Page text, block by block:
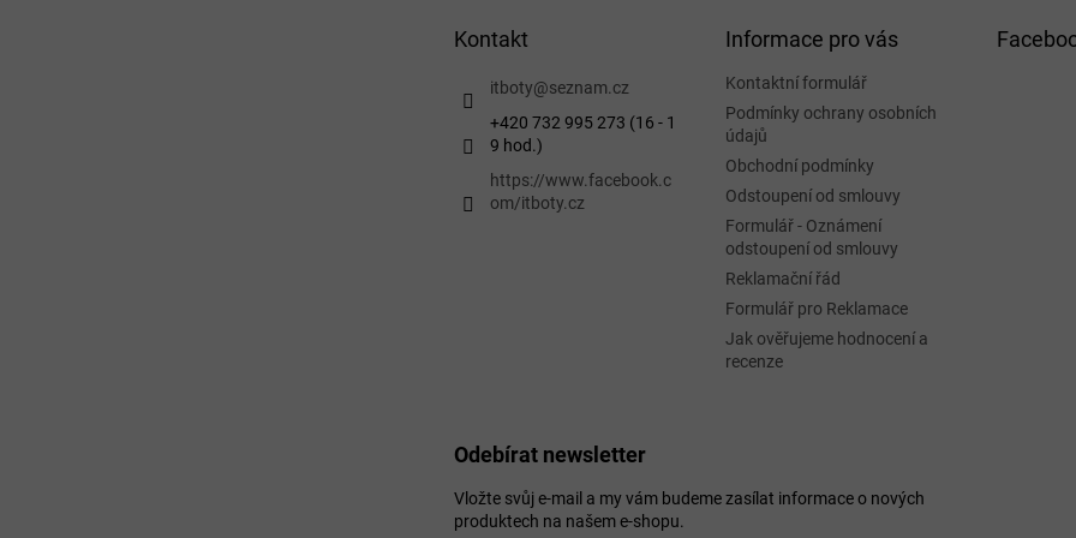
Kontakt
itboty@seznam.cz
+420 732 995 273 (16 - 1
9 hod.)
https://www.facebook.c
om/itboty.cz
Informace pro vás
Kontaktní formulář
Podmínky ochrany osobních
údajů
Obchodní podmínky
Odstoupení od smlouvy
Formulář - Oznámení
odstoupení od smlouvy
Reklamační řád
Formulář pro Reklamace
Jak ověřujeme hodnocení a
recenze
Odebírat newsletter
Vložte svůj e-mail a my vám budeme zasílat informace o nových
produktech na našem e-shopu.